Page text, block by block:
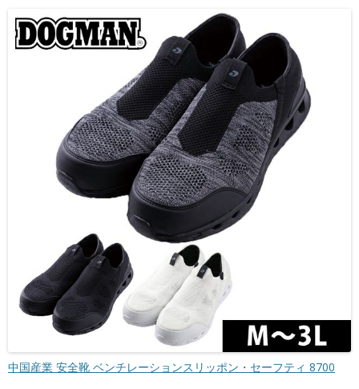
中国産業 安全靴 ベンチレーションスリッポン・セーフティ 8700